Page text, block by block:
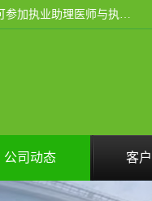
通过医学类院校正规录取从而获取统招全日制大专、本科，学信网可查在校学籍。医学相关专业毕业后可参加执业助理医师与执业医师证书考试（如口腔医学、临床医学、中医学等专业）.
公司动态 客